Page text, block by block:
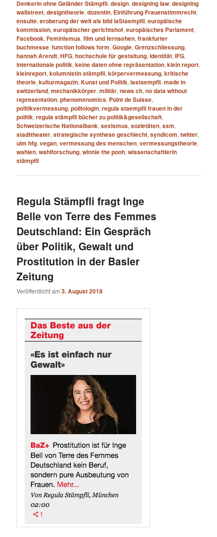
Denkerin ohne Geländer Stämpfli,design,designing law,designing
wallstreet,designtheorie,dozentin, Einführung Frauenstimmrecht,
ensuite,eroberung der welt als bild laStaempfli,europäische
kommission,europäischer gerichtshof,europäisches Parlament,
Facebook,Feminismus,film und fernsehen,frankfurter
buchmesse,function follows form,Google,Grenzschliessung,
hannah Arendt,HFG,hochschule für gestaltung,Identität,IFG,
internationale politik,keine daten ohne repräsentation,klein report,
kleinreport,kolumnistin stämpfli,körpervermessung,kritische
theorie,kulturmagazin,Kunst und Politik,lastaempfli,made in
switzerland,mechanikkörper,militär,news ch,no data without
representation,phenomenomics, Point de Suisse,
politikvermessung,politologin,regula staempfli frauen in der
politik,regula stämpfli bücher zu politik&gesellschaft,
Schweizerische Nationalbank,sexismus,sozietäten,ssm,
stadttheater,strategische synthese geschlecht,syndicom,twitter,
ulm hfg,vegan,vermessung des menschen,vermessungstheorie,
wahlen,wahlforschung,winnie the pooh,wissenschaftlerin
stämpfli
Regula Stämpfli fragt Inge
Belle von Terre des Femmes
Deutschland: Ein Gespräch
über Politik, Gewalt und
Prostitution in der Basler
Zeitung
Veröffentlicht am3. August 2018